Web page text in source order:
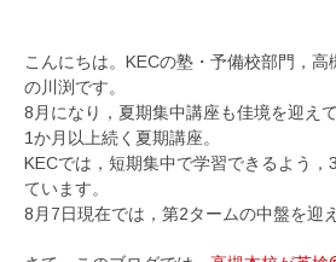
こんにちは。KECの塾・予備校部門，高
の川渕です。
8月になり，夏期集中講座も佳境を迎えて
1か月以上続く夏期講座。
KECでは，短期集中で学習できるよう，
ています。
8月7日現在では，第2タームの中盤を迎